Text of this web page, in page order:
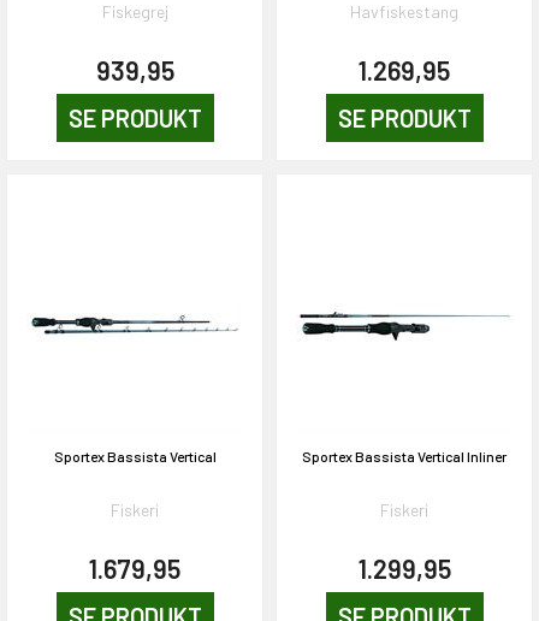
Fiskegrej
939,95
SE PRODUKT
Havfiskestang
1.269,95
SE PRODUKT
Sportex Bassista Vertical
Fiskeri
1.679,95
Sportex Bassista Vertical Inliner
Fiskeri
1.299,95